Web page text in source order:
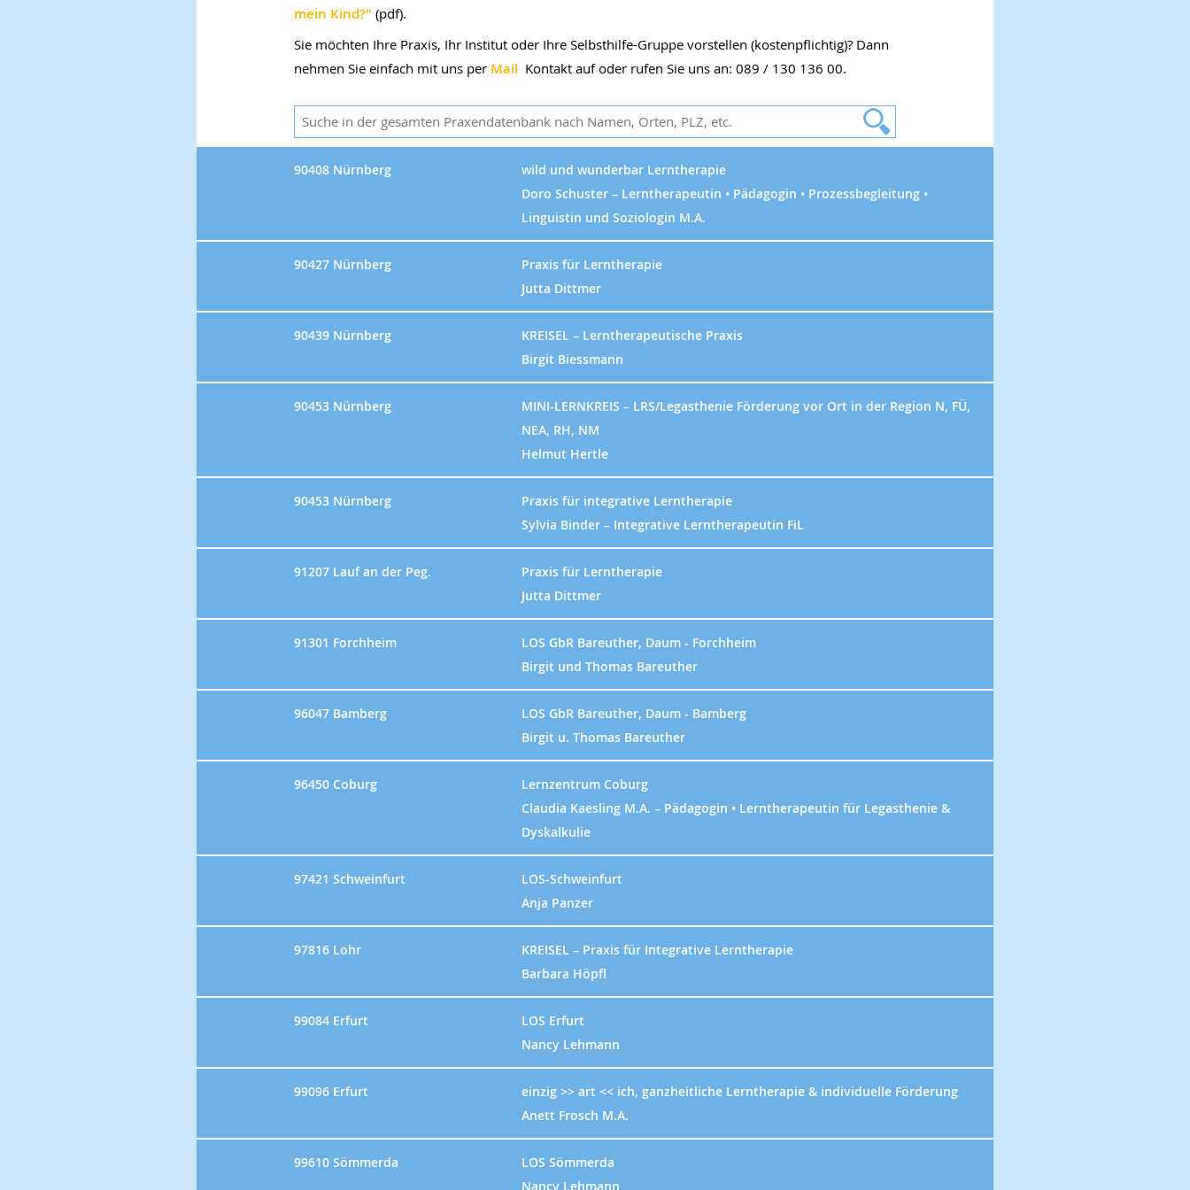
mein Kind?" (pdf).
Sie möchten Ihre Praxis, Ihr Institut oder Ihre Selbsthilfe-Gruppe vorstellen (kostenpflichtig)? Dann
nehmen Sie einfach mit uns per Mail Kontakt auf oder rufen Sie uns an: 089 / 130 136 00.
90408 Nürnberg
wild und wunderbar Lerntherapie
Doro Schuster – Lerntherapeutin • Pädagogin • Prozessbegleitung •
Linguistin und Soziologin M.A.
90427 Nürnberg
Praxis für Lerntherapie
Jutta Dittmer
90439 Nürnberg
KREISEL – Lerntherapeutische Praxis
Birgit Biessmann
90453 Nürnberg
MINI-LERNKREIS – LRS/Legasthenie Förderung vor Ort in der Region N, FÜ,
NEA, RH, NM
Helmut Hertle
90453 Nürnberg
Praxis für integrative Lerntherapie
Sylvia Binder – Integrative Lerntherapeutin FiL
91207 Lauf an der Peg.
Praxis für Lerntherapie
Jutta Dittmer
91301 Forchheim
LOS GbR Bareuther, Daum - Forchheim
Birgit und Thomas Bareuther
96047 Bamberg
LOS GbR Bareuther, Daum - Bamberg
Birgit u. Thomas Bareuther
96450 Coburg
Lernzentrum Coburg
Claudia Kaesling M.A. – Pädagogin • Lerntherapeutin für Legasthenie &
Dyskalkulie
97421 Schweinfurt
LOS-Schweinfurt
Anja Panzer
97816 Lohr
KREISEL – Praxis für Integrative Lerntherapie
Barbara Höpfl
99084 Erfurt
LOS Erfurt
Nancy Lehmann
99096 Erfurt
einzig >> art << ich, ganzheitliche Lerntherapie & individuelle Förderung
Anett Frosch M.A.
99610 Sömmerda
LOS Sömmerda
Nancy Lehmann